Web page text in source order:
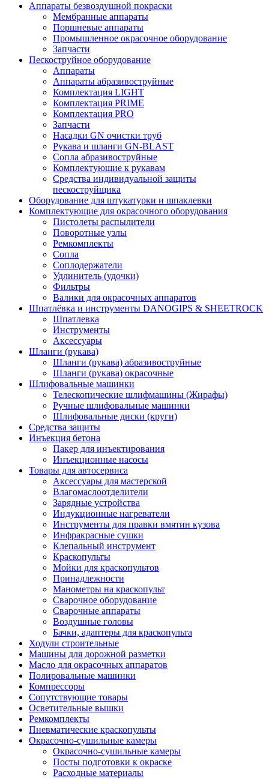
Аппараты безвоздушной покраски
Мембранные аппараты
Поршневые аппараты
Промышленное окрасочное оборудование
Запчасти
Пескоструйное оборудование
Аппараты
Аппараты абразивоструйные
Комплектация LIGHT
Комплектация PRIME
Комплектация PRO
Запчасти
Насадки GN очистки труб
Рукава и шланги GN-BLAST
Сопла абразивоструйные
Комплектующие к рукавам
Средства индивидуальной защиты
пескоструйщика
Оборудование для штукатурки и шпаклевки
Комплектующие для окрасочного оборудования
Пистолеты распылители
Поворотные узлы
Ремкомплекты
Сопла
Соплодержатели
Удлинитель (удочки)
Фильтры
Валики для окрасочных аппаратов
Шпатлёвка и инструменты DANOGIPS & SHEETROCK
Шпатлевка
Инструменты
Аксессуары
Шланги (рукава)
Шланги (рукава) абразивоструйные
Шланги (рукава) окрасочные
Шлифовальные машинки
Телескопические шлифмашины (Жирафы)
Ручные шлифовальные машинки
Шлифовальные диски (круги)
Средства защиты
Инъекция бетона
Пакер для инъектирования
Инъекционные насосы
Товары для автосервиса
Аксессуары для мастерской
Влагомаслоотделители
Зарядные устройства
Индукционные нагреватели
Инструменты для правки вмятин кузова
Инфракрасные сушки
Клепальный инструмент
Краскопульты
Мойки для краскопультов
Принадлежности
Манометры на краскопульт
Сварочное оборудование
Сварочные аппараты
Воздушные головы
Бачки, адаптеры для краскопульта
Ходули строительные
Машины для дорожной разметки
Масло для окрасочных аппаратов
Полировальные машинки
Компрессоры
Сопутствующие товары
Осветительные вышки
Ремкомплекты
Пневматические краскопульты
Окрасочно-сушильные камеры
Окрасочно-сушильные камеры
Посты подготовки к окраске
Расходные материалы